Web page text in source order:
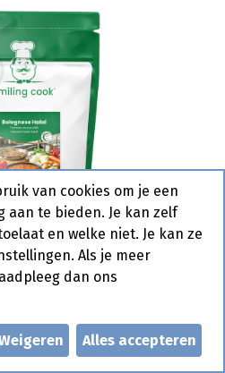
Extra
van cookies om je een
aan te bieden. Je kan zelf
en welke niet. Je kan ze
Als je meer
dan ons
Alles accepteren